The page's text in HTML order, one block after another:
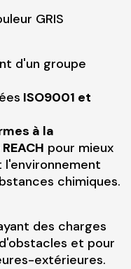
GRIS
d'un groupe
ISO9001 et
à la
pour mieux
chimiques.
des charges
et pour
extérieures.